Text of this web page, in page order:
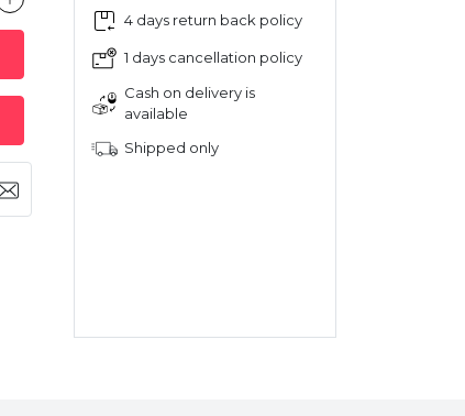
4 days return back policy
1 days cancellation policy
Cash on delivery is
available
Shipped only